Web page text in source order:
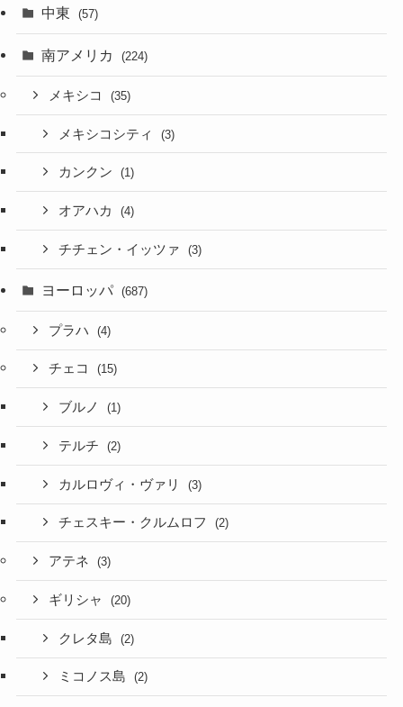
中東 (57)
南アメリカ (224)
メキシコ (35)
メキシコシティ (3)
カンクン (1)
オアハカ (4)
チチェン・イッツァ (3)
ヨーロッパ (687)
プラハ (4)
チェコ (15)
ブルノ (1)
テルチ (2)
カルロヴィ・ヴァリ (3)
チェスキー・クルムロフ (2)
アテネ (3)
ギリシャ (20)
クレタ島 (2)
ミコノス島 (2)